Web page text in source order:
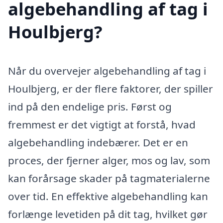
algebehandling af tag i
Houlbjerg?
Når du overvejer algebehandling af tag i
Houlbjerg, er der flere faktorer, der spiller
ind på den endelige pris. Først og
fremmest er det vigtigt at forstå, hvad
algebehandling indebærer. Det er en
proces, der fjerner alger, mos og lav, som
kan forårsage skader på tagmaterialerne
over tid. En effektive algebehandling kan
forlænge levetiden på dit tag, hvilket gør